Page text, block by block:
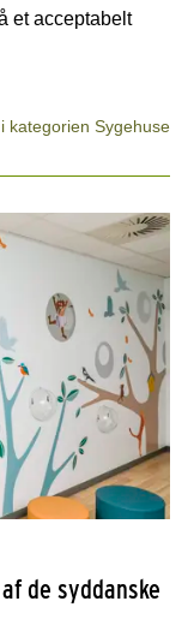
et acceptabelt
kategorien Sygehuse
de syddanske